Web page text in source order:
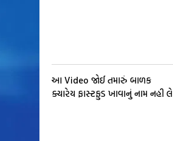
આ Video જોઈ તમારું બાળક
ક્યારેય ફાસ્ટફુડ ખાવાનું નામ નહી લે